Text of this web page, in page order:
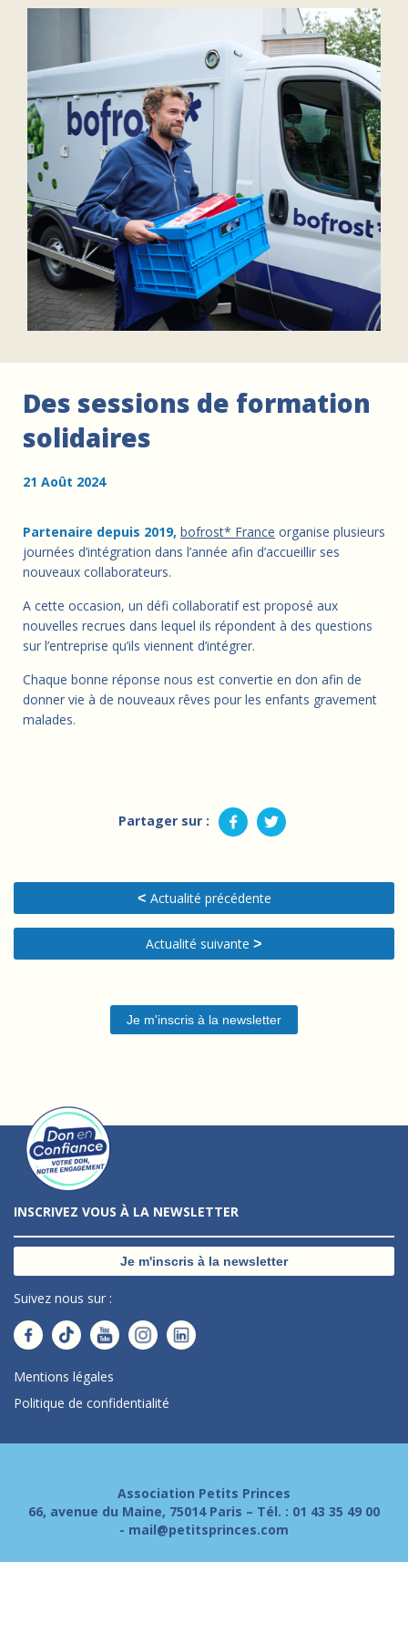
FAIRE UN DON
ASSURANCE VIE/LEGS
ESPACE PRESSE
JE DEVIENS
BÉNÉVOLE
DEVENIR
UN PETIT PRINCE
Des sessions de formation
solidaires
21 Août 2024
Partenaire depuis 2019, bofrost* France organise plusieurs
journées d’intégration dans l’année afin d’accueillir ses
nouveaux collaborateurs.
A cette occasion, un défi collaboratif est proposé aux
nouvelles recrues dans lequel ils répondent à des questions
sur l’entreprise qu’ils viennent d’intégrer.
Chaque bonne réponse nous est convertie en don afin de
donner vie à de nouveaux rêves pour les enfants gravement
malades.
Partager sur :
< Actualité précédente
Actualité suivante >
Je m'inscris à la newsletter
INSCRIVEZ VOUS À LA NEWSLETTER
Je m'inscris à la newsletter
Suivez nous sur :
Mentions légales
Politique de confidentialité
Association Petits Princes
66, avenue du Maine, 75014 Paris – Tél. : 01 43 35 49 00
- mail@petitsprinces.com